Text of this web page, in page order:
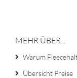
MEHR ÜBER...
Warum
Übersicht Preise